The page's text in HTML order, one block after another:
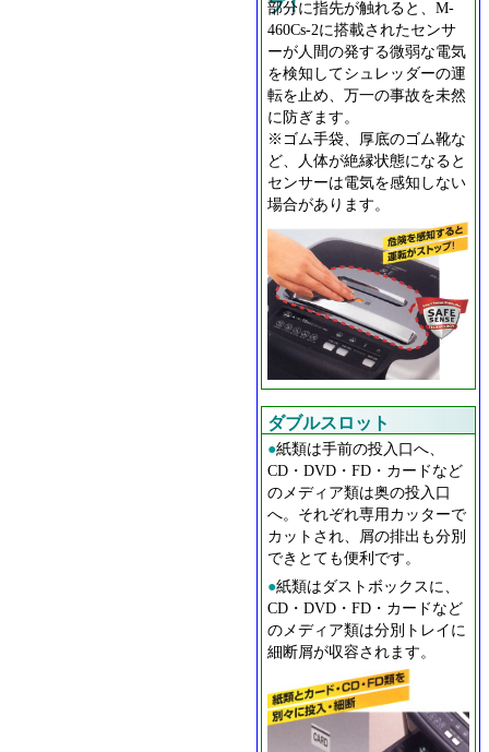
プ！
部分に指先が触れると、M-
460Cs-2に搭載されたセンサ
ーが人間の発する微弱な電気
を検知してシュレッダーの運
転を止め、万一の事故を未然
に防ぎます。
※ゴム手袋、厚底のゴム靴な
ど、人体が絶縁状態になると
センサーは電気を感知しない
場合があります。
ダブルスロット
●紙類は手前の投入口へ、
CD・DVD・FD・カードなど
のメディア類は奥の投入口
へ。それぞれ専用カッターで
カットされ、屑の排出も分別
できとても便利です。
●紙類はダストボックスに、
CD・DVD・FD・カードなど
のメディア類は分別トレイに
細断屑が収容されます。